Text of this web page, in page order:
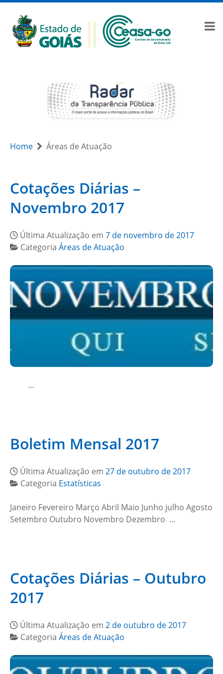
Home Áreas de Atuação
Cotações Diárias –
Novembro 2017
Última Atualização em 7 de novembro de 2017
Categoria Áreas de Atuação
…
Boletim Mensal 2017
Última Atualização em 27 de outubro de 2017
Categoria Estatísticas
Janeiro Fevereiro Março Abril Maio Junho julho Agosto
Setembro Outubro Novembro Dezembro …
Cotações Diárias – Outubro
2017
Última Atualização em 2 de outubro de 2017
Categoria Áreas de Atuação